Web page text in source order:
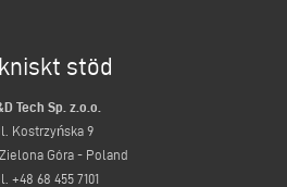
stöd
Tech Sp. z.o.o.
Kostrzyńska 9
Góra - Poland
+48 68 455 7101